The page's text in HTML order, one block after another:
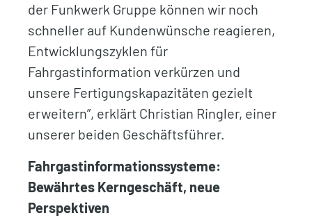
der Funkwerk Gruppe können wir noch
schneller auf Kundenwünsche reagieren,
Entwicklungszyklen für
Fahrgastinformation verkürzen und
unsere Fertigungskapazitäten gezielt
erweitern”, erklärt Christian Ringler, einer
unserer beiden Geschäftsführer.
Fahrgastinformationssysteme:
Bewährtes Kerngeschäft, neue
Perspektiven